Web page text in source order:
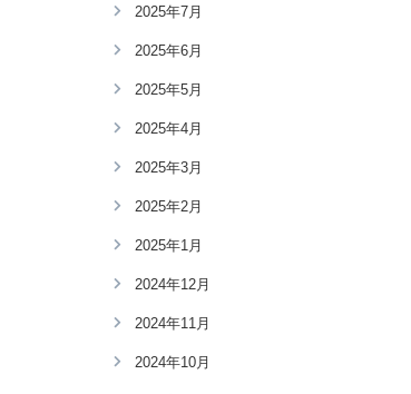
2025年7月
2025年6月
2025年5月
2025年4月
2025年3月
2025年2月
2025年1月
2024年12月
2024年11月
2024年10月